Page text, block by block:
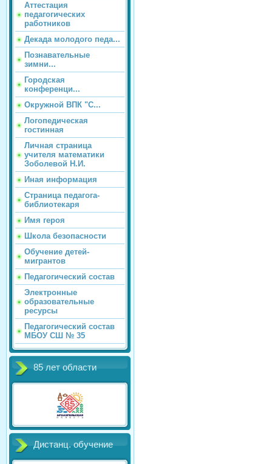
Аттестация
педагогических
работников
Декада молодого педа...
Познавательные
зимни...
Городская
конференци...
Окружной ВПК "С...
Логопедическая
гостинная
Личная страница
учителя математики
Зоболевой Н.И.
Иная информация
Страница педагога-
библиотекаря
Имя героя
Школа безопасности
Обучение детей-
мигрантов
Педагогический состав
Электронные
образовательные
ресурсы
Педагогический состав
МБОУ СШ № 35
85 лет области
Дистанц. обучение